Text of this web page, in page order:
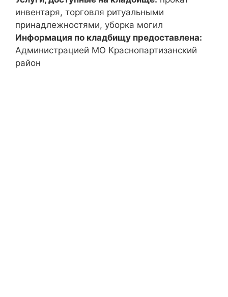
инвентаря, торговля ритуальными
принадлежностями, уборка могил
Информация по кладбищу предоставлена:
Администрацией МО Краснопартизанский
район